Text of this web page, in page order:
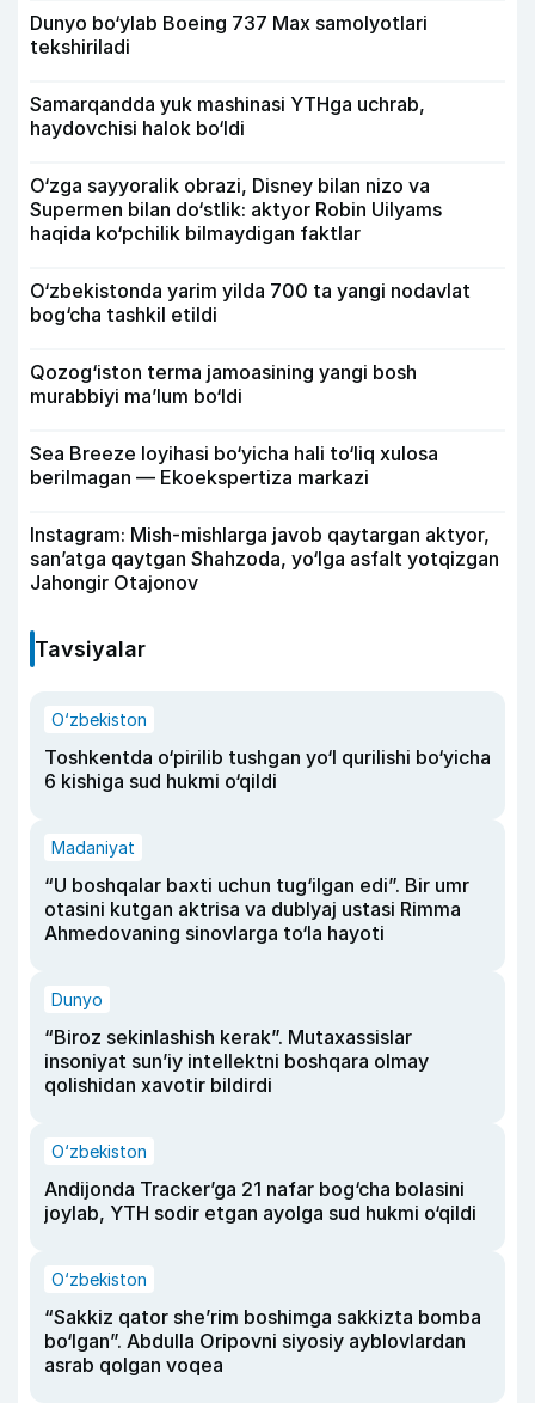
Dunyo bo‘ylab Boeing 737 Max samolyotlari
tekshiriladi
Samarqandda yuk mashinasi YTHga uchrab,
haydovchisi halok bo‘ldi
O‘zga sayyoralik obrazi, Disney bilan nizo va
Supermen bilan do‘stlik: aktyor Robin Uilyams
haqida ko‘pchilik bilmaydigan faktlar
O‘zbekistonda yarim yilda 700 ta yangi nodavlat
bog‘cha tashkil etildi
Qozog‘iston terma jamoasining yangi bosh
murabbiyi ma’lum bo‘ldi
Sea Breeze loyihasi bo‘yicha hali to‘liq xulosa
berilmagan — Ekoekspertiza markazi
Instagram: Mish-mishlarga javob qaytargan aktyor,
san’atga qaytgan Shahzoda, yo‘lga asfalt yotqizgan
Jahongir Otajonov
Tavsiyalar
O‘zbekiston
Toshkentda o‘pirilib tushgan yo‘l qurilishi bo‘yicha
6 kishiga sud hukmi o‘qildi
Madaniyat
“U boshqalar baxti uchun tug‘ilgan edi”. Bir umr
otasini kutgan aktrisa va dublyaj ustasi Rimma
Ahmedovaning sinovlarga to‘la hayoti
Dunyo
“Biroz sekinlashish kerak”. Mutaxassislar
insoniyat sun’iy intellektni boshqara olmay
qolishidan xavotir bildirdi
O‘zbekiston
Andijonda Tracker’ga 21 nafar bog‘cha bolasini
joylab, YTH sodir etgan ayolga sud hukmi o‘qildi
O‘zbekiston
“Sakkiz qator she’rim boshimga sakkizta bomba
bo‘lgan”. Abdulla Oripovni siyosiy ayblovlardan
asrab qolgan voqea